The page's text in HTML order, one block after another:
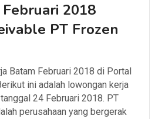
2018
PT Frozen
Batam Februari 2018 di Portal
ini adalah lowongan kerja
24 Februari 2018. PT
perusahaan yang bergerak